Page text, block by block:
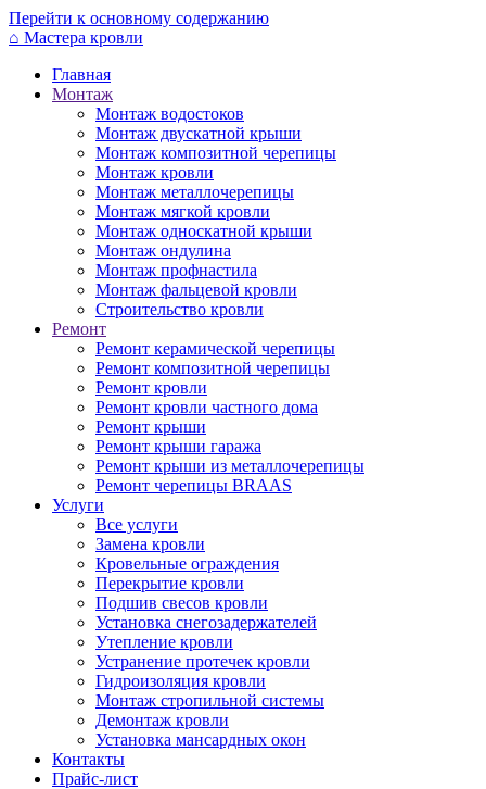
Перейти к основному содержанию
⌂ Мастера кровли
Главная
Монтаж
Монтаж водостоков
Монтаж двускатной крыши
Монтаж композитной черепицы
Монтаж кровли
Монтаж металлочерепицы
Монтаж мягкой кровли
Монтаж односкатной крыши
Монтаж ондулина
Монтаж профнастила
Монтаж фальцевой кровли
Строительство кровли
Ремонт
Ремонт керамической черепицы
Ремонт композитной черепицы
Ремонт кровли
Ремонт кровли частного дома
Ремонт крыши
Ремонт крыши гаража
Ремонт крыши из металлочерепицы
Ремонт черепицы BRAAS
Услуги
Все услуги
Замена кровли
Кровельные ограждения
Перекрытие кровли
Подшив свесов кровли
Установка снегозадержателей
Утепление кровли
Устранение протечек кровли
Гидроизоляция кровли
Монтаж стропильной системы
Демонтаж кровли
Установка мансардных окон
Контакты
Прайс-лист